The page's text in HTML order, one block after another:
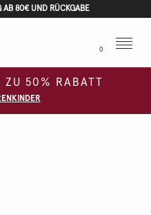
AB 80€ UND RÜCKGABE
0
Menu
ZU 50% RABATT
KINDER